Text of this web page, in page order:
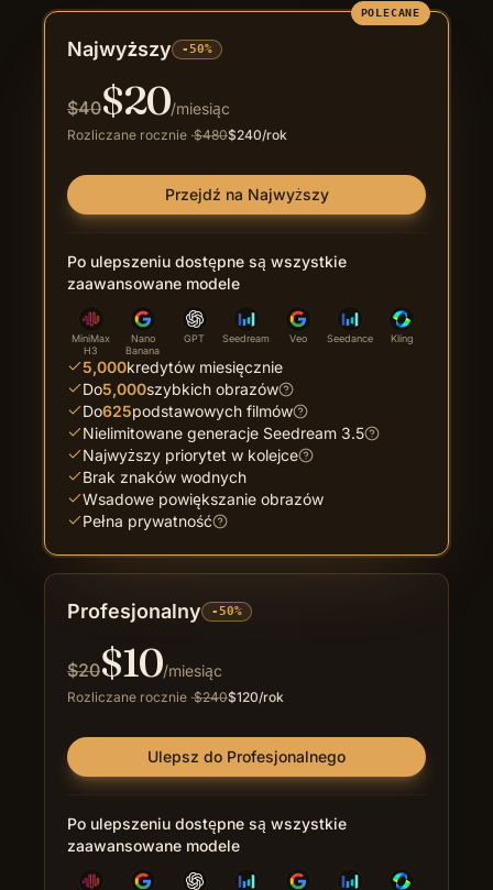
Profesjonalny -50%
$20$10/miesiąc
Rozliczane rocznie ·$240$120/rok
Ulepsz do Profesjonalnego
Po ulepszeniu dostępne są wszystkie
zaawansowane modele
POLECANE
Najwyższy -50%
$40$20/miesiąc
Rozliczane rocznie ·$480$240/rok
Przejdź na Najwyższy
Po ulepszeniu dostępne są wszystkie
zaawansowane modele
MiniMax
H3
Nano
Banana
GPT Seedream Veo Seedance Kling
5,000kredytów miesięcznie
Do5,000szybkich obrazów
Do625podstawowych filmów
Nielimitowane generacje Seedream 3.5
Najwyższy priorytet w kolejce
Brak znaków wodnych
Wsadowe powiększanie obrazów
Pełna prywatność